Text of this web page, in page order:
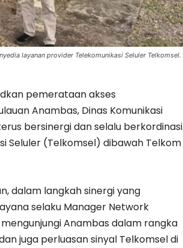
layanan provider Telekomunikasi Seluler Telkomsel.
pemerataan akses
Anambas, Dinas Komunikasi
bersinergi dan selalu berkordinasi
Seluler (Telkomsel) dibawah Telkom
dalam langkah sinergi yang
selaku Manager Network
Anambas dalam rangka
juga perluasan sinyal Telkomsel di